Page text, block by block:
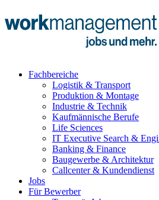
Fachbereiche
Logistik & Transport
Produktion & Montage
Industrie & Technik
Kaufmännische Berufe
Life Sciences
IT Executive Search &
Banking & Finance
Baugewerbe & Architektur
Callcenter & Kundendienst
Jobs
Für Bewerber